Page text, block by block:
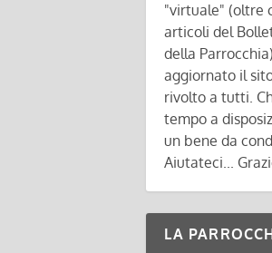
"virtuale" (oltre
articoli del
della
aggiornato il
rivolto a tutti.
tempo a
un bene da
Aiutateci...
LA